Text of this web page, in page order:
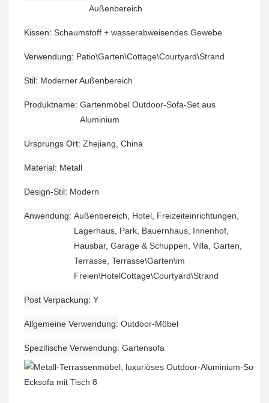
Außenbereich
Kissen Schaumstoff + wasserabweisendes Gewebe
Verwendung Patio\Garten\Cottage\Courtyard\Strand
Stil Moderner Außenbereich
Produktname Gartenmöbel Outdoor-Sofa-Set aus
Aluminium
Ursprungs Ort Zhejiang, China
Material Metall
Design-Stil Modern
Anwendung Außenbereich, Hotel, Freizeiteinrichtungen,
Lagerhaus, Park, Bauernhaus, Innenhof,
Hausbar, Garage & Schuppen, Villa, Garten,
Terrasse, Terrasse\Garten\im
Freien\HotelCottage\Courtyard\Strand
Post Verpackung Y
Allgemeine Verwendung Outdoor-Möbel
Spezifische Verwendung Gartensofa